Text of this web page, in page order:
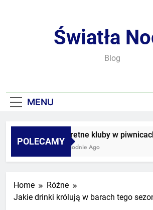
Światła
Blog
MENU
POLECAMY
Sekretne kluby w piwnicach
3 Tygodnie Ago
Home
Różne
Jakie drinki królują w barach tego